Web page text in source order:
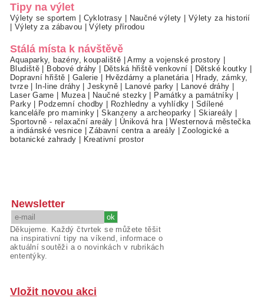
Tipy na výlet
Výlety se sportem | Cyklotrasy | Naučné výlety | Výlety za historií
| Výlety za zábavou |Výlety přírodou
Stálá místa k návštěvě
Aquaparky, bazény, koupaliště |Army a vojenské prostory |
Bludiště | Bobové dráhy | Dětská hřiště venkovní | Dětské koutky |
Dopravní hřiště | Galerie | Hvězdárny a planetária | Hrady, zámky,
tvrze| In-line dráhy |Jeskyně| Lanové parky | Lanové dráhy |
Laser Game | Muzea| Naučné stezky | Památky a památníky |
Parky| Podzemní chodby | Rozhledny a vyhlídky | Sdílené
kanceláře pro maminky |Skanzeny a archeoparky | Skiareály |
Sportovně - relaxační areály | Úniková hra |Westernová městečka
a indiánské vesnice |Zábavní centra a areály |Zoologické a
botanické zahrady | Kreativní prostor
Newsletter
Děkujeme. Každý čtvrtek se můžete těšit
na inspirativní tipy na víkend, informace o
aktuální soutěži a o novinkách v rubrikách
ententýky.
Vložit novou akci